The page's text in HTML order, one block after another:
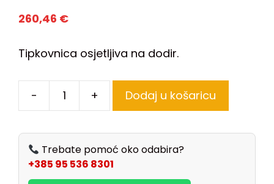
260,46 €
Tipkovnica osjetljiva na dodir.
- + Dodaj u košaricu
Trebate pomoć oko odabira?
+385 95 536 8301